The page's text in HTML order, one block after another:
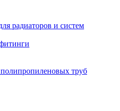
радиаторов и систем
труб